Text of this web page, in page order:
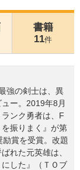
書籍
11件
強の剣士は、異
ー。2019年8月
ンク勇者は、F
振りまく』が第
賞を受賞。改題
れた元英雄は、
した』（ＴＯブ